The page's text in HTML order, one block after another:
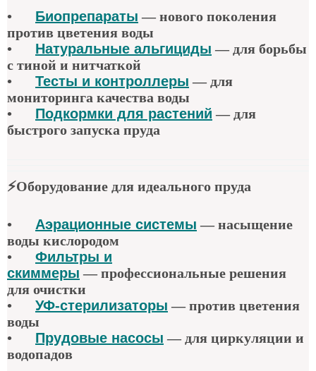
• Биопрепараты —нового поколения
против цветения воды
•
Натуральные альгициды — для борьбы
с тиной и нитчаткой
•
Тесты и контроллеры — для
мониторинга качества воды
•
Подкормки для растений — для
быстрого запуска пруда
⚡Оборудование для идеального пруда
• Аэрационные системы —насыщение
воды кислородом
•
Фильтры и
скиммеры —профессиональные решения
для очистки
•
УФ-стерилизаторы —против цветения
воды
•
Прудовые насосы — для циркуляции и
водопадов